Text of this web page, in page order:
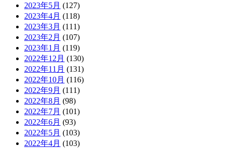
2023年5月 (127)
2023年4月 (118)
2023年3月 (111)
2023年2月 (107)
2023年1月 (119)
2022年12月 (130)
2022年11月 (131)
2022年10月 (116)
2022年9月 (111)
2022年8月 (98)
2022年7月 (101)
2022年6月 (93)
2022年5月 (103)
2022年4月 (103)